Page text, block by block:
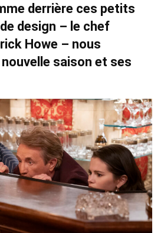
derrière ces petits
design – le chef
Howe – nous
saison et ses